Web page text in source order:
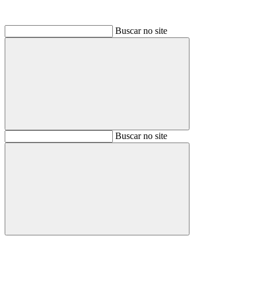
Buscar no site
BuscarBuscar no site
Buscar